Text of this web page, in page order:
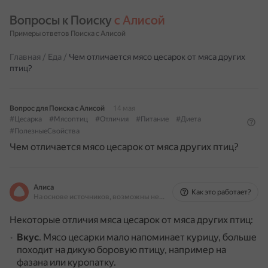
Вопросы к Поиску с Алисой
Примеры ответов Поиска с Алисой
Главная / Еда / Чем отличается мясо цесарок от мяса других
птиц?
Вопрос для Поиска с Алисой
14 мая
#Цесарка
#Мясоптиц #Отличия #Питание
#Диета
#ПолезныеСвойства
Чем отличается мясо цесарок от мяса других птиц?
Алиса
На основе источников, возможны неточности
Как это работает?
Некоторые отличия мяса цесарок от мяса других птиц:
Вкус. Мясо цесарки мало напоминает курицу, больше
походит на дикую боровую птицу, например на
фазана или куропатку.